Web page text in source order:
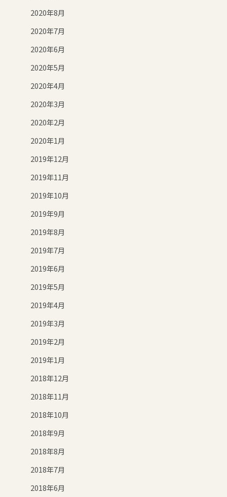
2020年8月
2020年7月
2020年6月
2020年5月
2020年4月
2020年3月
2020年2月
2020年1月
2019年12月
2019年11月
2019年10月
2019年9月
2019年8月
2019年7月
2019年6月
2019年5月
2019年4月
2019年3月
2019年2月
2019年1月
2018年12月
2018年11月
2018年10月
2018年9月
2018年8月
2018年7月
2018年6月